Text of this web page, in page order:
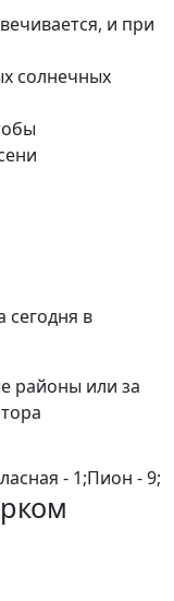
и при
солнечных
в
районы или за
- 1;Пион - 9;